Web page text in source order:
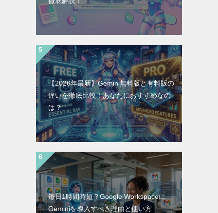
【2026年最新】Gemini無料版と有料版の
違いを徹底比較！あなたにおすすめなの
は？
毎日1時間時短？Google Workspaceに
Geminiを導入すべき理由と使い方